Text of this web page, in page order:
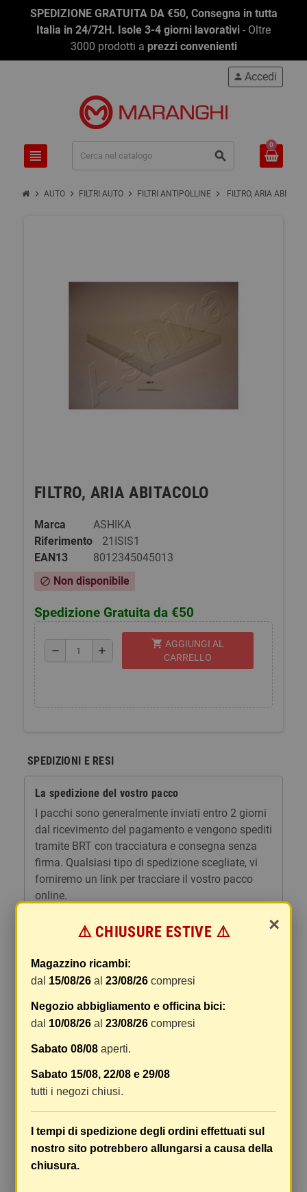
SPEDIZIONE GRATUITA DA €50, Consegna in tutta
Italia in 24/72H. Isole 3-4 giorni lavorativi - Oltre
3000 prodotti a prezzi convenienti
view_headline search
person Accedi
0
chevron_right AUTO chevron_right FILTRI AUTO chevron_right FILTRI ANTIPOLLINE chevron_right FILTRO, ARIA
FILTRO, ARIA ABITACOLO
Marca
ASHIKA
Riferimento
21ISIS1
EAN13
8012345045013
block Non disponibile
Spedizione Gratuita da €50
remove add
shopping_cart AGGIUNGI AL
CARRELLO
SPEDIZIONI E RESI
La spedizione del vostro pacco
I pacchi sono generalmente inviati entro 2 giorni
dal ricevimento del pagamento e vengono spediti
tramite BRT con tracciatura e consegna senza
firma. Qualsiasi tipo di spedizione scegliate, vi
forniremo un link per tracciare il vostro pacco
online.
gestione e imballaggio e le spese postali. I costi
variano a seconda del peso totale della
spedizione. Vi consigliamo di raggruppare i
vostri articoli in un unico ordine. Non ci è
possibile raggruppare due ordini distinti
spedizione saranno addebitate per ognuno di
essi. Il vostro pacco sarà inviato a vostro rischio,
ma viene prestata un'attenzione particolare in
caso di oggetti fragili.
Le scatole hanno dimensioni adeguatamente
ampie e i vostri articoli son ben protetti.
×
⚠️ CHIUSURE ESTIVE ⚠️
Magazzino ricambi:
dal 15/08/26 al23/08/26 compresi
Negozio abbigliamento e officina bici:
dal 10/08/26 al23/08/26 compresi
Sabato 08/08 aperti.
Sabato 15/08, 22/08 e 29/08
tutti i negozi chiusi.
I tempi di spedizione degli ordini effettuati sul
nostro sito potrebbero allungarsi a causa della
chiusura.